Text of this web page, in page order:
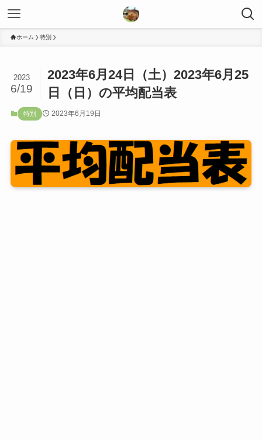
ホーム 特別
2023年6月24日（土）2023年6月25
日（日）の平均配当表
2023
6/19
特別 2023年6月19日